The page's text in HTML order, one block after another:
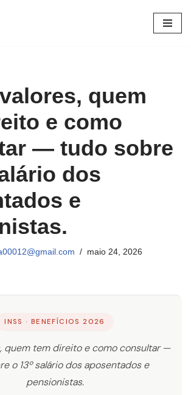
quem
e como
— tudo sobre
dos
e
maio 24, 2026
INSS · BENEFÍCIOS 2026
quem tem direito e como consultar —
o 13º salário dos aposentados e
pensionistas.